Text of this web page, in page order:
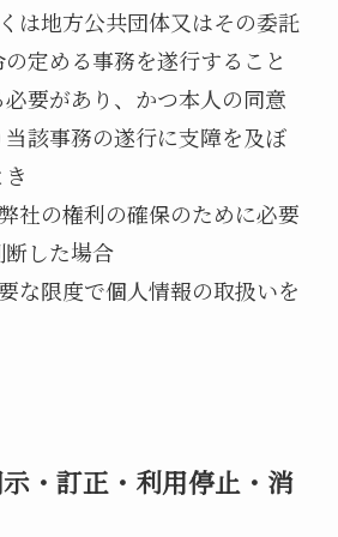
は地方公共団体又はその委託
定める事務を遂行すること
要があり、かつ本人の同意
該事務の遂行に支障を及ぼ
社の権利の確保のために必要
した場合
な限度で個人情報の取扱いを
・訂正・利用停止・消